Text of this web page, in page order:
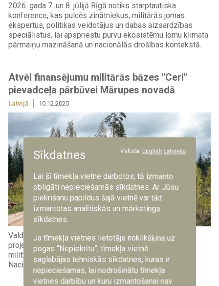
2026. gada 7. un 8. jūlijā Rīgā notiks starptautiska
konference, kas pulcēs zinātniekus, militārās jomas
ekspertus, politikas veidotājus un dabas aizsardzības
speciālistus, lai apspriestu purvu ekosistēmu lomu klimata
pārmaiņu mazināšanā un nacionālās drošības kontekstā.
Atvēl finansējumu militārās bāzes "Ceri"
pievadceļa pārbūvei Mārupes novadā
Latvijā 10.12.2025
Valdība ir atbalstījusi Aizsardzības ministrijas rīkojuma
projektu par 1,9 milj. eiro liela finansējuma piešķiršanu
militārās bāzes “Ceri” pievadceļa pārbūvei atbilstoši
Nacionālo bruņoto spēku un sabiedroto vajadzībām.
Sīkdatnes Valoda: English Latviešu
Lai šī tīmekļa vietne darbotos, tā izmanto
obligāti nepieciešamās sīkdatnes. Ar Jūsu
piekrišanu papildus šajā vietnē var tikt
izmantotas analītiskās un mārketinga
sīkdatnes.
Ja tīmekļa vietnes lietotājs noklikšķina uz
pogas “Nepiekrītu”, tīmekļa vietnē
saglabājas tehniskās sīkdatnes, kuras ir
nepieciešamas, lai nodrošinātu tīmekļa
vietnes darbību un kuru izmantošanai nav